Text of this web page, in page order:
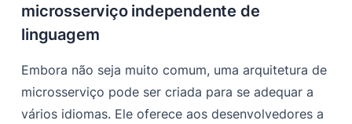
microsserviço independente de
linguagem
Embora não seja muito comum, uma arquitetura de
microsserviço pode ser criada para se adequar a
vários idiomas. Ele oferece aos desenvolvedores a